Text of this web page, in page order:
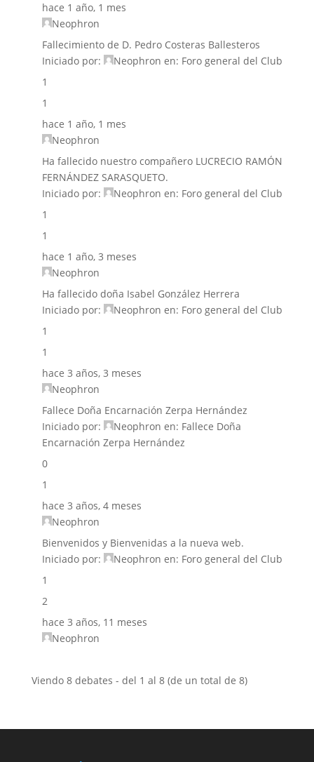
hace 1 año, 1 mes
Neophron
Fallecimiento de D. Pedro Costeras Ballesteros
Iniciado por:
Neophron en: Foro general del Club
1
1
hace 1 año, 1 mes
Neophron
Ha fallecido nuestro compañero LUCRECIO RAMÓN
FERNÁNDEZ SARASQUETO.
Iniciado por:
Neophron en: Foro general del Club
1
1
hace 1 año, 3 meses
Neophron
Ha fallecido doña Isabel González Herrera
Iniciado por:
Neophron en: Foro general del Club
1
1
hace 3 años, 3 meses
Neophron
Fallece Doña Encarnación Zerpa Hernández
Iniciado por:
Neophron en: Fallece Doña
Encarnación Zerpa Hernández
0
1
hace 3 años, 4 meses
Neophron
Bienvenidos y Bienvenidas a la nueva web.
Iniciado por:
Neophron en: Foro general del Club
1
2
hace 3 años, 11 meses
Neophron
Viendo 8 debates - del 1 al 8 (de un total de 8)